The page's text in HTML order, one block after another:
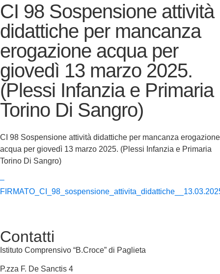
CI 98 Sospensione attività
didattiche per mancanza
erogazione acqua per
giovedì 13 marzo 2025.
(Plessi Infanzia e Primaria
Torino Di Sangro)
CI 98 Sospensione attività didattiche per mancanza erogazione
acqua per giovedì 13 marzo 2025. (Plessi Infanzia e Primaria
Torino Di Sangro)
–
Contatti
Istituto Comprensivo “B.Croce” di Paglieta
P.zza F. De Sanctis 4